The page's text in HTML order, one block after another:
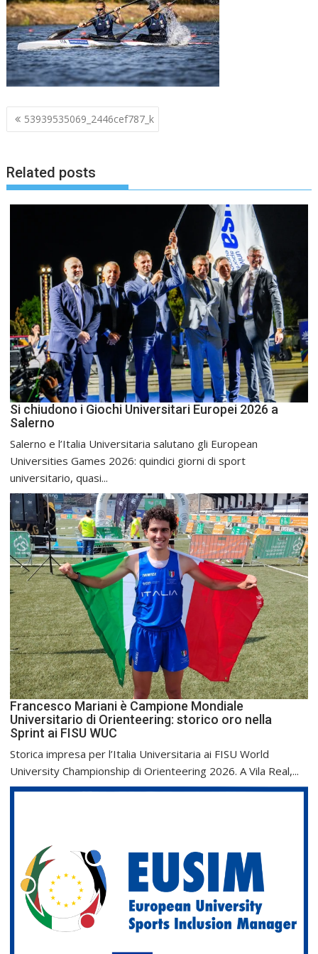
Navigazione
articoli
53939535069_2446cef787_k
Related posts
Si chiudono i Giochi Universitari Europei 2026 a
Salerno
Salerno e l’Italia Universitaria salutano gli European
Universities Games 2026: quindici giorni di sport
universitario, quasi...
Francesco Mariani è Campione Mondiale
Universitario di Orienteering: storico oro nella
Sprint ai FISU WUC
Storica impresa per l’Italia Universitaria ai FISU World
University Championship di Orienteering 2026. A Vila Real,...